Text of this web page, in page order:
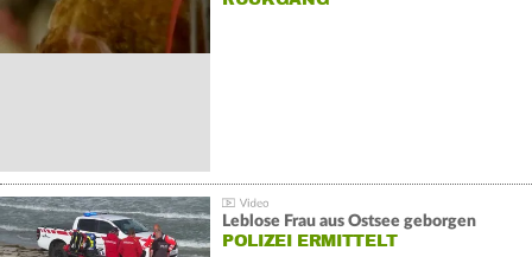
Leblose Frau aus Ostsee geborgen
POLIZEI ERMITTELT